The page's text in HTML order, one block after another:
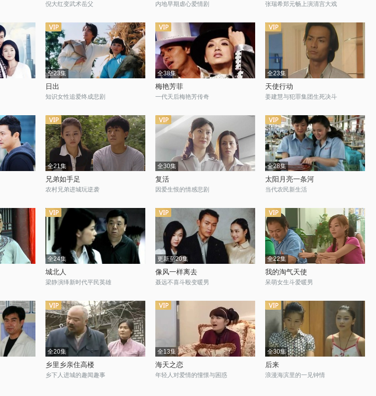
倪大红变武术岳父 内地早期虐心爱情剧 张瑞希郑元畅上演清宫大戏
全23集
日出
知识女性追爱终成悲剧
全38集
梅艳芳菲
一代天后梅艳芳传奇
全23集
天使行动
姜建慧与犯罪集团生死决斗
全21集
兄弟如手足
农村兄弟进城玩逆袭
全30集
复活
因爱生恨的情感悲剧
全28集
太阳月亮一条河
当代农民新生活
全24集
城北人
梁静演绎新时代平民英雄
更新至20集
像风一样离去
聂远不喜斗殴变暖男
全22集
我的淘气天使
呆萌女生斗爱暖男
全20集
乡里乡亲住高楼
乡下人进城的趣闻趣事
全13集
海天之恋
年轻人对爱情的憧憬与困惑
全30集
后来
浪漫海滨里的一见钟情